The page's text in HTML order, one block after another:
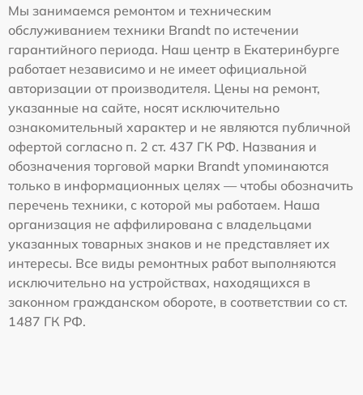
Мы занимаемся ремонтом и техническим
обслуживанием техники Brandt по истечении
гарантийного периода. Наш центр в Екатеринбурге
работает независимо и не имеет официальной
авторизации от производителя. Цены на ремонт,
указанные на сайте, носят исключительно
ознакомительный характер и не являются публичной
офертой согласно п. 2 ст. 437 ГК РФ. Названия и
обозначения торговой марки Brandt упоминаются
только в информационных целях — чтобы обозначить
перечень техники, с которой мы работаем. Наша
организация не аффилирована с владельцами
указанных товарных знаков и не представляет их
интересы. Все виды ремонтных работ выполняются
исключительно на устройствах, находящихся в
законном гражданском обороте, в соответствии со ст.
1487 ГК РФ.